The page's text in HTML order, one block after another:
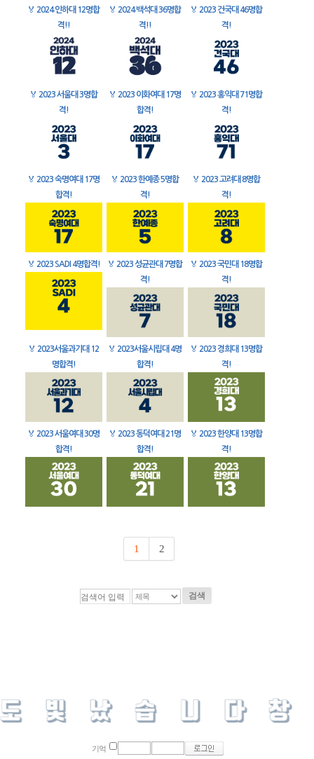
🏅 2024 인하대 12명합
격!!
🏅 2024 백석대 36명합
격!!
🏅 2023 건국대 46명합
격!
🏅 2023 서울대 3명합
격!
🏅 2023 이화여대 17명
합격!
🏅 2023 홍익대 71명합
격!
🏅 2023 숙명여대 17명
합격!
🏅 2023 한예종 5명합
격!
🏅 2023 고려대 8명합
격!
🏅 2023 SADI 4명합격! 🏅 2023 성균관대 7명합
격!
🏅 2023 국민대 18명합
격!
🏅 2023서울과기대 12
명합격!
🏅 2023서울시립대 4명
합격!
🏅 2023 경희대 13명합
격!
🏅 2023 서울여대 30명
합격!
🏅 2023 동덕여대 21명
합격!
🏅 2023 한양대 13명합
격!
1 2
검색
기억